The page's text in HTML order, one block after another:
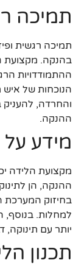
תמיכה
תמיכה רגשית
בהנקה. מקצועת
ההתמודדויות
הנוכחות של
והחרדה, להעניק
ההנקה.
מידע על
מקצועת הלידה
ההנקה, הן
בחיזוק המערכת
למחלות. בנוסף,
יותר עם תינוקה,
תכנון